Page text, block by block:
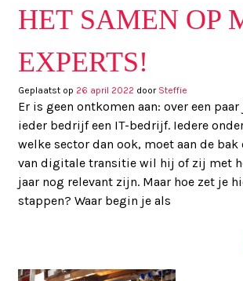
HET SAMEN OP
EXPERTS!
Geplaatst op 26 april 2022 door Steffie
Er is geen ontkomen aan: over een
ieder bedrijf een IT-bedrijf. Iedere
welke sector dan ook, moet aan de bak
van digitale transitie wil hij of zij met
jaar nog relevant zijn. Maar hoe zet je
stappen? Waar begin je als